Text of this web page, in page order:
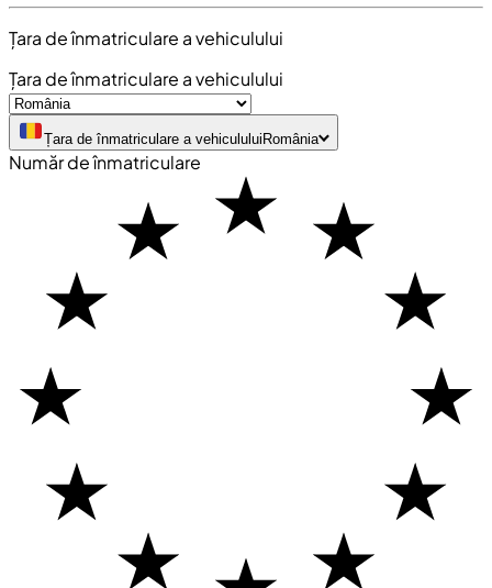
Țara de înmatriculare a vehiculului
Țara de înmatriculare a vehiculului
Țara de înmatriculare a vehiculului România
Număr de înmatriculare